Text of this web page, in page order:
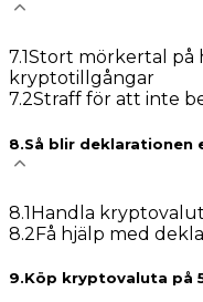
7.1Stort mörkertal på
kryptotillgångar
7.2Straff för att inte
8.Så blir deklarationen
8.1Handla
8.2Få hjälp med
9.Köp kryptovaluta på